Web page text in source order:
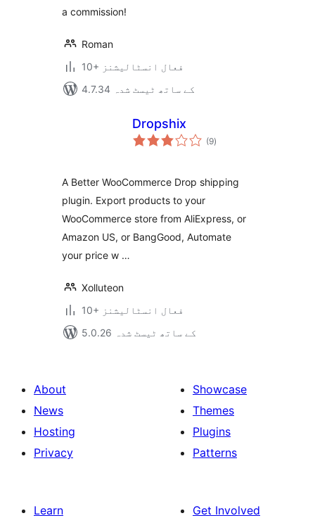
a commission!
Roman
10+ فعال انسٹالیشنز
4.7.34 کے ساتھ ٹیسٹ شدہ
Dropshix
(9مجموعی
درجہ
)
A Better WooCommerce Drop shipping
plugin. Export products to your
WooCommerce store from AliExpress, or
Amazon US, or BangGood, Automate
your price w …
Xolluteon
10+ فعال انسٹالیشنز
5.0.26 کے ساتھ ٹیسٹ شدہ
About
News
Hosting
Privacy
Showcase
Themes
Plugins
Patterns
Learn
Get Involved